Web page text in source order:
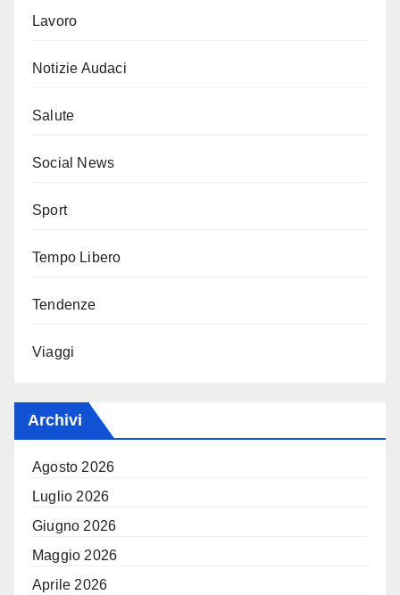
Lavoro
Notizie Audaci
Salute
Social News
Sport
Tempo Libero
Tendenze
Viaggi
Archivi
Agosto 2026
Luglio 2026
Giugno 2026
Maggio 2026
Aprile 2026